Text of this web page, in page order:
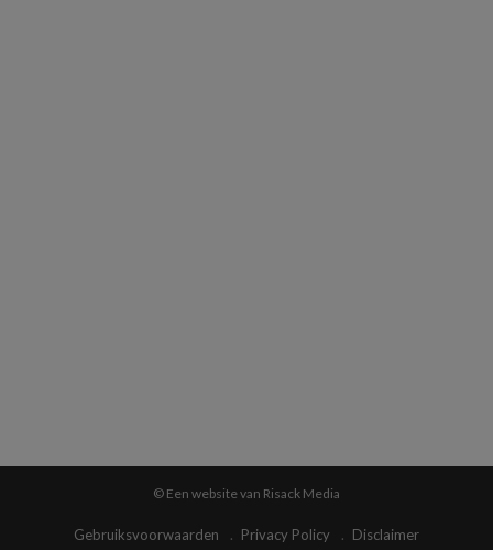
© Een website van Risack Media
Gebruiksvoorwaarden Privacy Policy Disclaimer